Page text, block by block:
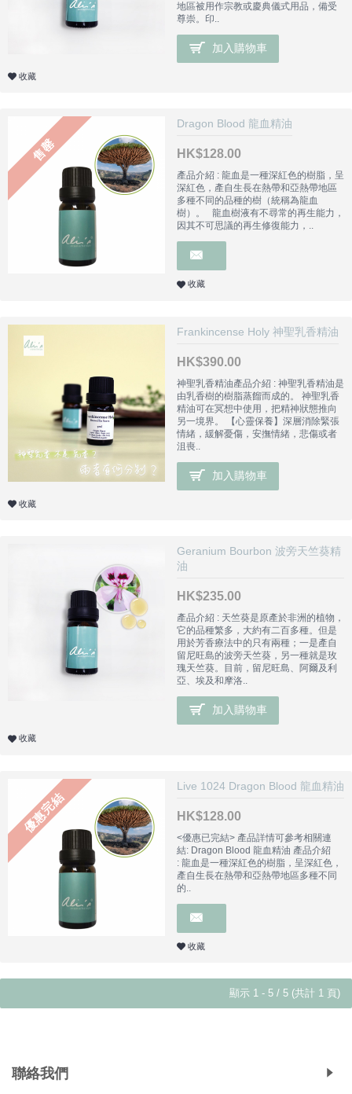
地區被用作宗教或慶典儀式用品，備受
尊崇。印..
加入購物車
收藏
售罄
Dragon Blood 龍血精油
HK$128.00
產品介紹 : 龍血是一種深紅色的樹脂，呈
深紅色，產自生長在熱帶和亞熱帶地區
多種不同的品種的樹（統稱為龍血
樹）。 龍血樹液有不尋常的再生能力，
因其不可思議的再生修復能力，..
收藏
Frankincense Holy 神聖乳香精油
HK$390.00
神聖乳香精油產品介紹 : 神聖乳香精油是
由乳香樹的樹脂蒸餾而成的。 神聖乳香
精油可在冥想中使用，把精神狀態推向
另一境界。 【心靈保養】深層消除緊張
情緒，緩解憂傷，安撫情緒，悲傷或者
沮喪..
加入購物車
收藏
Geranium Bourbon 波旁天竺葵精
油
HK$235.00
產品介紹 : 天竺葵是原產於非洲的植物，
它的品種繁多，大約有二百多種。但是
用於芳香療法中的只有兩種；一是產自
留尼旺島的波旁天竺葵，另一種就是玫
瑰天竺葵。目前，留尼旺島、阿爾及利
亞、埃及和摩洛..
加入購物車
收藏
優惠完結
Live 1024 Dragon Blood 龍血精油
HK$128.00
<優惠已完結> 產品詳情可參考相關連
結: Dragon Blood 龍血精油 產品介紹
: 龍血是一種深紅色的樹脂，呈深紅色，
產自生長在熱帶和亞熱帶地區多種不同
的..
收藏
顯示 1 - 5 / 5 (共計 1 頁)
聯絡我們